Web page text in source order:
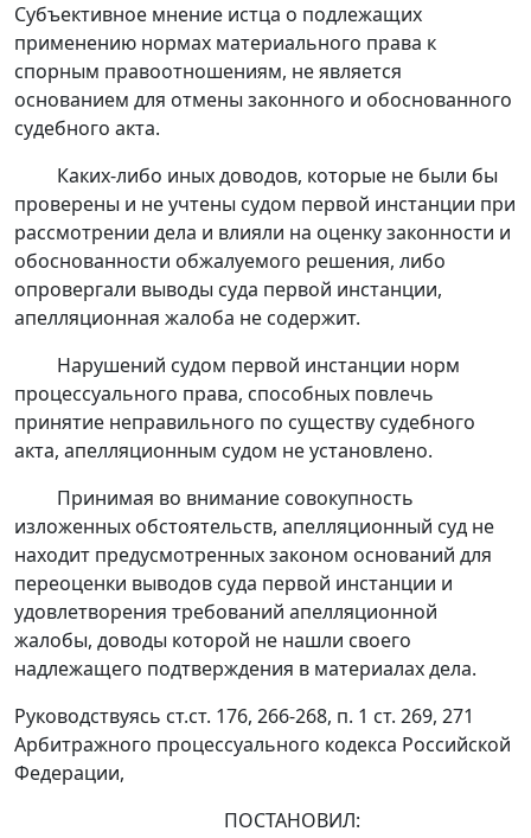
Субъективное мнение истца о подлежащих
применению нормах материального права к
спорным правоотношениям, не является
основанием для отмены законного и обоснованного
судебного акта.
Каких-либо иных доводов, которые не были бы
проверены и не учтены судом первой инстанции при
рассмотрении дела и влияли на оценку законности и
обоснованности обжалуемого решения, либо
опровергали выводы суда первой инстанции,
апелляционная жалоба не содержит.
Нарушений судом первой инстанции норм
процессуального права, способных повлечь
принятие неправильного по существу судебного
акта, апелляционным судом не установлено.
Принимая во внимание совокупность
изложенных обстоятельств, апелляционный суд не
находит предусмотренных законом оснований для
переоценки выводов суда первой инстанции и
удовлетворения требований апелляционной
жалобы, доводы которой не нашли своего
надлежащего подтверждения в материалах дела.
Руководствуясь ст.ст. 176, 266-268, п. 1 ст. 269, 271
Арбитражного процессуального кодекса Российской
Федерации,
ПОСТАНОВИЛ: